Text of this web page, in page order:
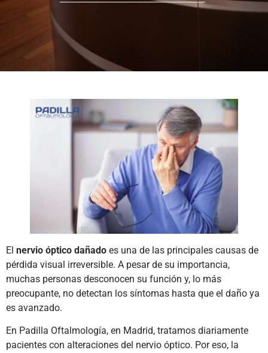
El nervio óptico dañado es una de las principales causas de
pérdida visual irreversible. A pesar de su importancia,
muchas personas desconocen su función y, lo más
preocupante, no detectan los síntomas hasta que el daño ya
es avanzado.
En Padilla Oftalmología, en Madrid, tratamos diariamente
pacientes con alteraciones del nervio óptico. Por eso, la